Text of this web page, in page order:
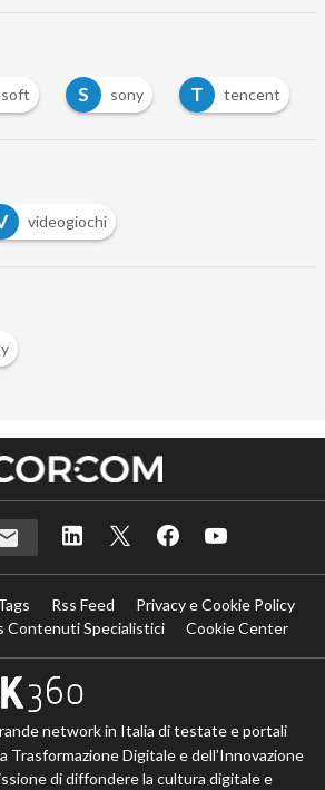
S sony T
tencent
videogiochi
Rss Feed
Privacy e Cookie Policy
Contenuti Specialistici
Cookie Center
network in Italia di testate e portali
Trasformazione Digitale e dell’Innovazione
di diffondere la cultura digitale e